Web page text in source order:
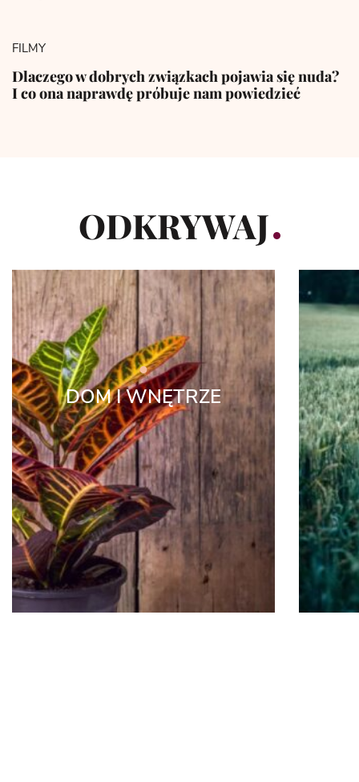
FILMY
Dlaczego w dobrych związkach pojawia się nuda?
I co ona naprawdę próbuje nam powiedzieć
ODKRYWAJ
DOM I WNĘTRZE